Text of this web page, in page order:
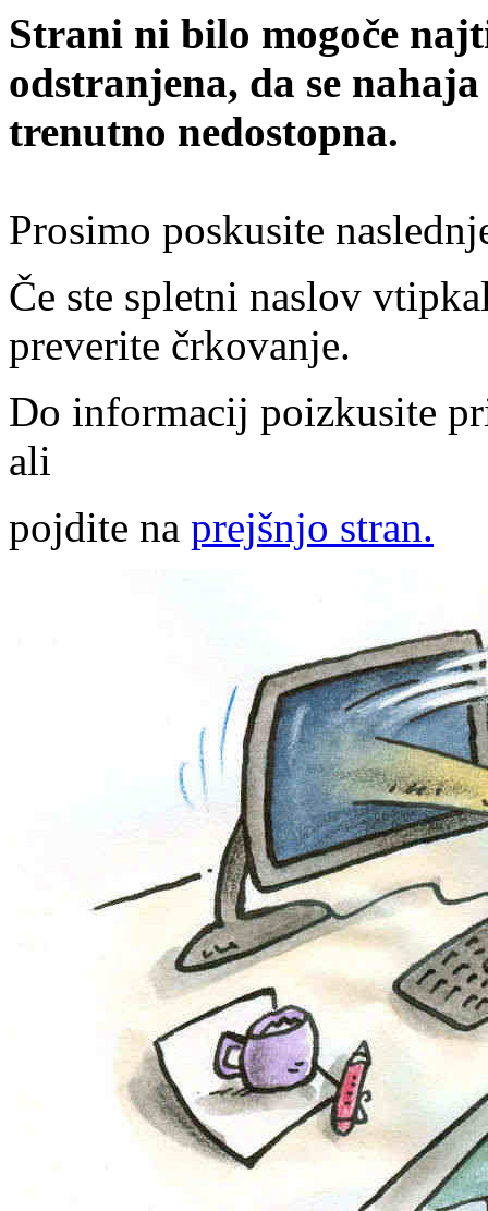
Strani ni bilo mogoče
odstranjena, da se
trenutno nedostopna.
Prosimo poskusite
Če ste spletni naslov
preverite črkovanje.
Do informacij poizkusite
ali
pojdite na prejšnjo stran.